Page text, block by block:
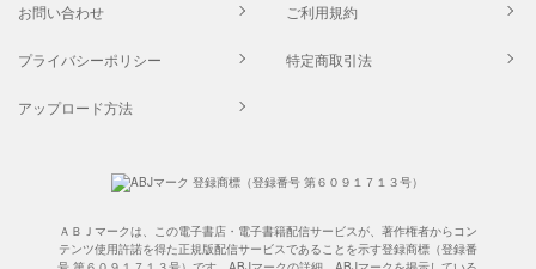
お問い合わせ ご利用規約
プライバシーポリシー 特定商取引法
アップロード方法
ＡＢＪマークは、この電子書店・電子書籍配信サービスが、著作権者からコン
テンツ使用許諾を得た正規版配信サービスであることを示す登録商標（登録番